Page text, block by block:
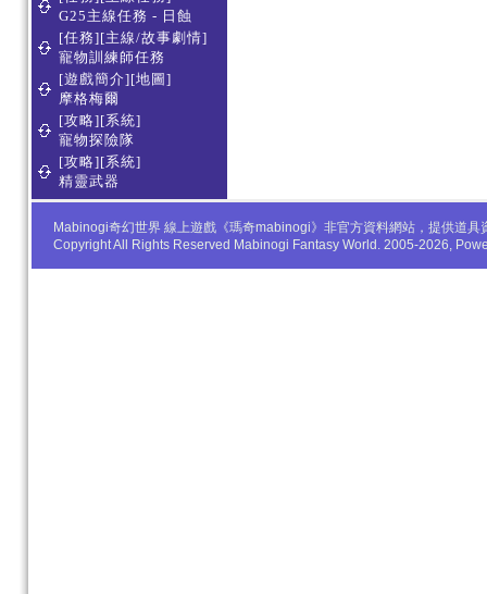
G25主線任務 - 日蝕
[任務][主線/故事劇情]
寵物訓練師任務
[遊戲簡介][地圖]
摩格梅爾
[攻略][系統]
寵物探險隊
[攻略][系統]
精靈武器
Mabinogi奇幻世界 線上遊戲《瑪奇mabinogi》非官方資料網站，提供道
Copyright All Rights Reserved Mabinogi Fantasy World. 2005-2026,